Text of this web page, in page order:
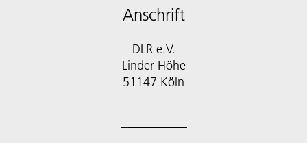
Anschrift
DLR e.V.
Linder Höhe
51147 Köln